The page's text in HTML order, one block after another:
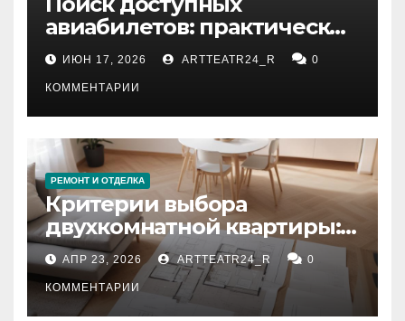
авиабилетов: практические
рекомендации
ИЮН 17, 2026 ARTTEATR24_R 0
КОММЕНТАРИИ
РЕМОНТ И ОТДЕЛКА
Критерии выбора
двухкомнатной квартиры:
планировка, площадь,
состояние и документация
АПР 23, 2026 ARTTEATR24_R 0
КОММЕНТАРИИ